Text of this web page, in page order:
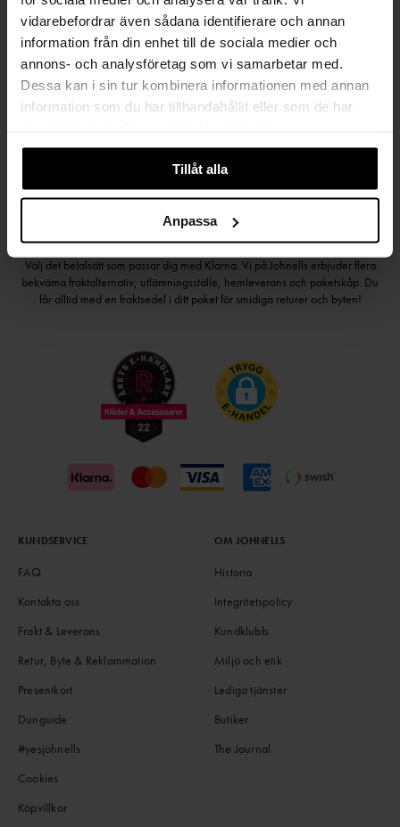
vidarebefordrar även sådana identifierare och annan
information från din enhet till de sociala medier och
annons- och analysföretag som vi samarbetar med.
Dessa kan i sin tur kombinera informationen med annan
information som du har tillhandahållit eller som de har
Tillåt alla
Anpassa
Håll dig uppdaterad
PRENUMERERA PÅ VÅRT NYHETSBREV
PRENUMERERA
HANDLA TRYGGT OCH SMIDIGT
Välj det betalsätt som passar dig med Klarna. Vi på Johnells erbjuder flera
bekväma fraktalternativ; utlämningsställe, hemleverans och paketskåp. Du
får alltid med en fraktsedel i ditt paket för smidiga returer och byten!
KUNDSERVICE
FAQ
Kontakta oss
Frakt & Leverans
Retur, Byte & Reklammation
Presentkort
Dunguide
#yesjohnells
Cookies
Köpvillkor
OM JOHNELLS
Historia
Integritetspolicy
Kundklubb
Miljö och etik
Lediga tjänster
Butiker
The Journal